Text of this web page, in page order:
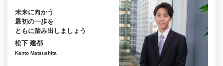
未来に向かう
最初の一歩を
ともに踏み出しましょう
松下 建都
Kento Matsushita